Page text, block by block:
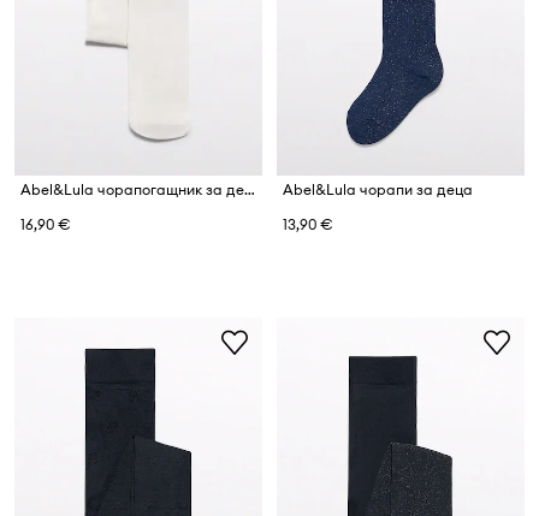
Abel&Lula чорапогащник за деца
16,90 €
Abel&Lula чорапи за деца
13,90 €